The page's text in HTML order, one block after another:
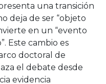
una transición
deja de ser “objeto
en un “evento
Este cambio es
doctoral de
el debate desde
evidencia